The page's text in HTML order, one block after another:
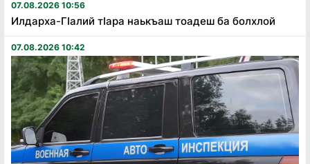
07.08.2026 10:56
Илдарха-Гӏалий тӏара наькъаш тоадеш ба болхлой
07.08.2026 10:42